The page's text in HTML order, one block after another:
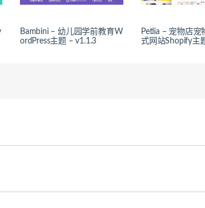
Bambini – 幼儿园学前教育W
ordPress主题 – v1.1.3
Petlia – 宠物店宠
式网站Shopify主